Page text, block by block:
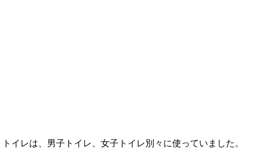
トイレは、男子トイレ、女子トイレ別々に使っていました。